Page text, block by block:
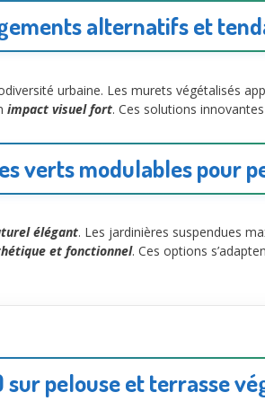
alternatifs et
urbaine. Les murets végétalisés
impact visuel fort. Ces solutions
verts modulables pour
élégant. Les jardinières suspendues
et fonctionnel. Ces options
sur pelouse et terrasse